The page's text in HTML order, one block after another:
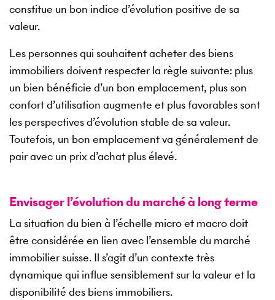
constitue un bon indice d’évolution positive de sa
valeur.
Les personnes qui souhaitent acheter des biens
immobiliers doivent respecter la règle suivante: plus
un bien bénéficie d’un bon emplacement, plus son
confort d’utilisation augmente et plus favorables sont
les perspectives d’évolution stable de sa valeur.
Toutefois, un bon emplacement va généralement de
pair avec un prix d’achat plus élevé.
Envisager l’évolution du marché à long terme
La situation du bien à l’échelle micro et macro doit
être considérée en lien avec l’ensemble du marché
immobilier suisse. Il s’agit d’un contexte très
dynamique qui influe sensiblement sur la valeur et la
disponibilité des biens immobiliers.